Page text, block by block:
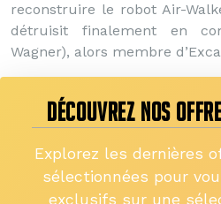
reconstruire le robot Air-
détruisit finalement en
Wagner), alors membre
DÉCOUVREZ NOS
Explorez les dernières
sélectionnées pour
exclusifs sur une